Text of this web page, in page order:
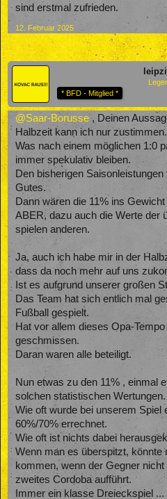
sind erstmal zufrieden.
12. Februar 2025
* BFD - Mitglied *
@Saar-Borusse, Deinen
Halbzeit kann ich nur zustimmen.
Was nach einem möglichen 1:0
immer spekulativ bleiben.
Den bisherigen
Gutes.
Dann wären die 11% ins Gewicht
ABER, dazu auch die Werte der
spielen anderen.
Ja, auch ich habe mir in der
dass da noch mehr auf uns
Ist es aufgrund unserer großen
Das Team hat sich entlich mal
Fußball gespielt.
Hat vor allem dieses Opa-
geschmissen.
Daran waren alle beteiligt.
Nun etwas zu den 11% , einmal
solchen statistischen Wertungen.
Wie oft wurde bei unserem Spiel
60%/70% errechnet.
Wie oft ist nichts dabei
Wenn man es überspitzt, könnte
kommen, wenn der Gegner
zweites Cordoba aufführt.
Immer ein klasse Dreieckspiel ...